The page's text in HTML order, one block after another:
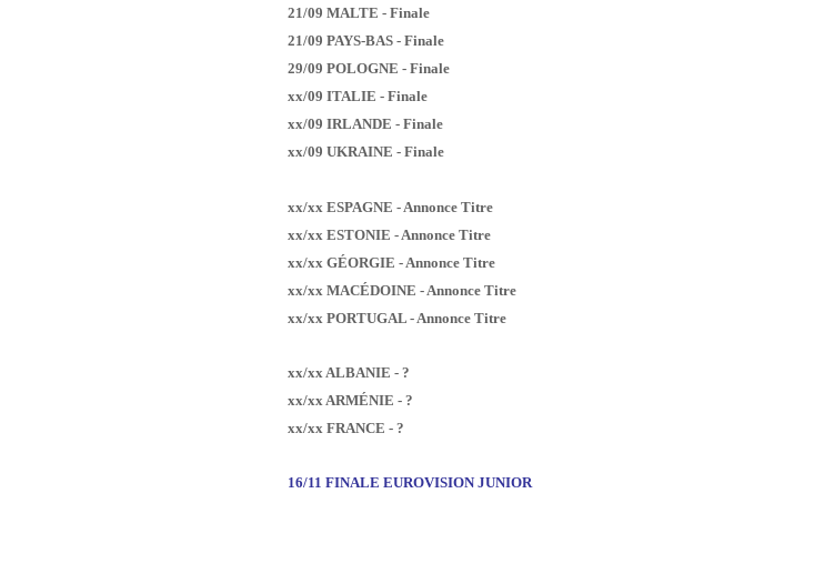
21/09 MALTE - Finale
21/09 PAYS-BAS - Finale
29/09 POLOGNE - Finale
xx/09 ITALIE - Finale
xx/09 IRLANDE - Finale
xx/09 UKRAINE - Finale
xx/xx ESPAGNE - Annonce Titre
xx/xx ESTONIE - Annonce Titre
xx/xx GÉORGIE - Annonce Titre
xx/xx MACÉDOINE - Annonce Titre
xx/xx PORTUGAL - Annonce Titre
xx/xx ALBANIE - ?
xx/xx ARMÉNIE - ?
xx/xx FRANCE - ?
16/11 FINALE EUROVISION JUNIOR